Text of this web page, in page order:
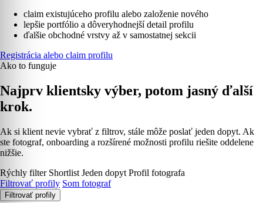
claim existujúceho profilu alebo založenie nového
lepšie portfólio a dôveryhodnejší detail profilu
ďalšie obchodné vrstvy až v samostatnej sekcii
Registrácia alebo claim profilu
Ako to funguje
Najprv klientsky výber, potom jasný ďalší
krok.
Ak si klient nevie vybrať z filtrov, stále môže poslať jeden dopyt. Ak
ste fotograf, onboarding a rozšírené možnosti profilu riešite oddelene
nižšie.
Rýchly filter Shortlist Jeden dopyt Profil fotografa
Filtrovať profily Som fotograf
Filtrovať profily